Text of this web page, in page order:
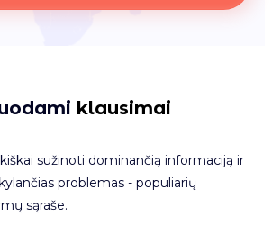
klausimai
sužinoti dominančią informaciją ir
problemas - populiarių
sąraše.